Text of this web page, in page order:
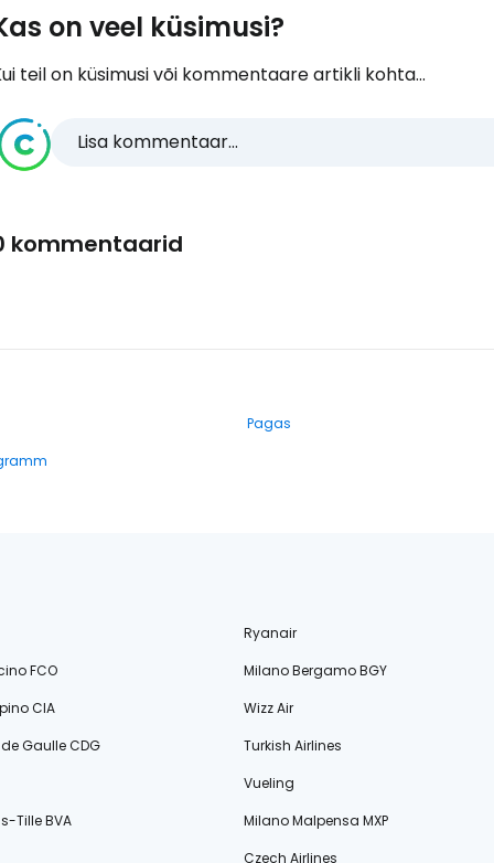
on veel küsimusi?
teil on küsimusi või kommentaare artikli kohta...
Lisa kommentaar...
kommentaarid
Pagas
Ryanair
FCO
Milano Bergamo BGY
CIA
Wizz Air
Gaulle CDG
Turkish Airlines
Vueling
Tille BVA
Milano Malpensa MXP
Czech Airlines